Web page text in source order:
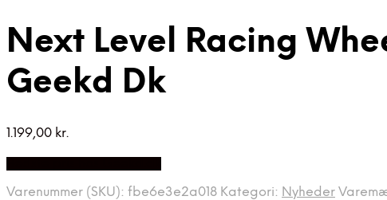
Next Level Racing
Geekd Dk
1.199,00 kr.
Varenummer (SKU): fbe6e3e2a018 Kategori: Nyheder